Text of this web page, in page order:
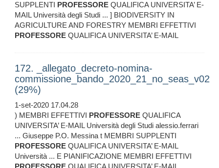
SUPPLENTI PROFESSORE QUALIFICA UNIVERSITA’ E-
MAIL Università degli Studi ... ] BIODIVERSITY IN
AGRICULTURE AND FORESTRY MEMBRI EFFETTIVI
PROFESSORE QUALIFICA UNIVERSITA’ E-MAIL
172. _allegato_decreto-nomina-
commissione_bando_2020_21_no_seas_v02
(29%)
1-set-2020 17.04.28
) MEMBRI EFFETTIVI PROFESSORE QUALIFICA
UNIVERSITA’ E-MAIL Università degli Studi alessio.ferrari
... Giuseppe P.O. Messina t MEMBRI SUPPLENTI
PROFESSORE QUALIFICA UNIVERSITA’ E-MAIL
Università ... E PIANIFICAZIONE MEMBRI EFFETTIVI